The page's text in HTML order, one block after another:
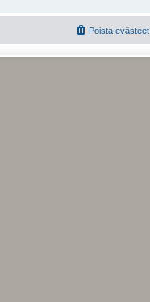
Poista evästeet